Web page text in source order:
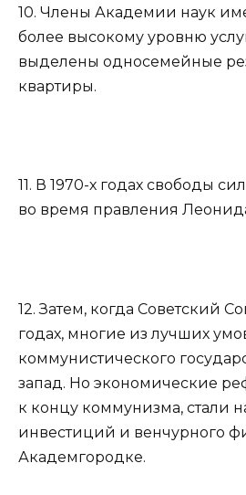
10. Члены Академии наук
более высокому уровню
выделены односемейные
квартиры.
11. В 1970-х годах свободы
во время правления
12. Затем, когда Советский
годах, многие из лучших
коммунистического
запад. Но экономические
к концу коммунизма, стали
инвестиций и венчурного
Академгородке.